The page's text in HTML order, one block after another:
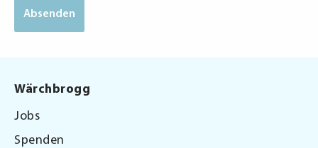
Wärchbrogg
Jobs
Spenden